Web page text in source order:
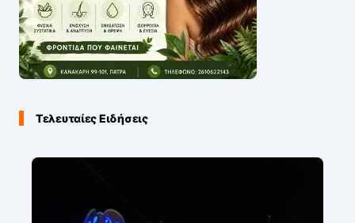
Τελευταίες Ειδήσεις